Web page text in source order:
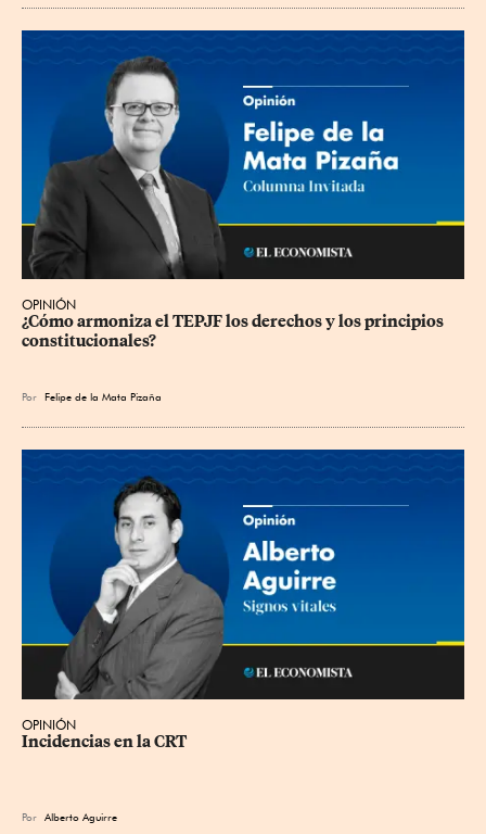
OPINIÓN
¿Cómo armoniza el TEPJF los derechos y los principios
constitucionales?
Por Felipe de la Mata Pizaña
OPINIÓN
Incidencias en la CRT
Por Alberto Aguirre